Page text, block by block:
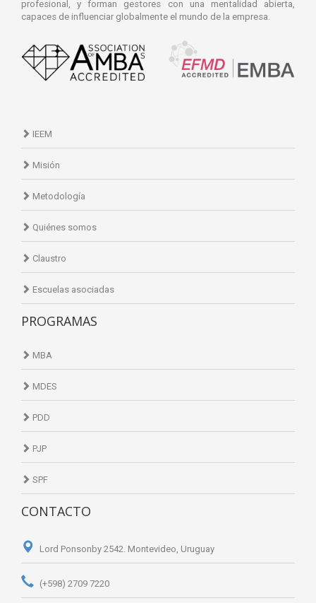
profesional, y forman gestores con una mentalidad abierta,
capaces de influenciar globalmente el mundo de la empresa.
IEEM
Misión
Metodología
Quiénes somos
Claustro
Escuelas asociadas
PROGRAMAS
MBA
MDES
PDD
PJP
SPF
CONTACTO
Lord Ponsonby 2542. Montevideo, Uruguay
(+598) 2709 7220